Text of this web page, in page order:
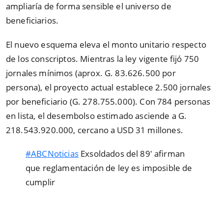
ampliaría de forma sensible el universo de
beneficiarios.
El nuevo esquema eleva el monto unitario respecto
de los conscriptos. Mientras la ley vigente fijó 750
jornales mínimos (aprox. G. 83.626.500 por
persona), el proyecto actual establece 2.500 jornales
por beneficiario (G. 278.755.000). Con 784 personas
en lista, el desembolso estimado asciende a G.
218.543.920.000, cercano a USD 31 millones.
#ABCNoticiasExsoldados del 89′ afirman
que reglamentación de ley es imposible de
cumplir